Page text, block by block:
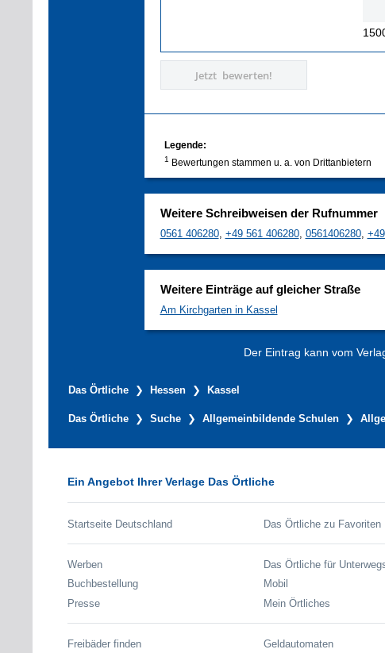
Jetzt bewerten!
Legende:
1 Bewertungen stammen u. a. von Drittanbietern
Weitere Schreibweisen der Rufnummer
0561 406280, +49 561 406280, 0561406280,
Weitere Einträge auf gleicher Straße
Am Kirchgarten in Kassel
Der Eintrag kann vom
Das Örtliche Hessen Kassel
Das Örtliche Suche Allgemeinbildende Schulen
Ein Angebot Ihrer Verlage Das Örtliche
Startseite Deutschland Das Örtliche zu Favoriten
Werben
Buchbestellung
Presse
Das Örtliche für
Mobil
Mein Örtliches
Freibäder finden Geldautomaten